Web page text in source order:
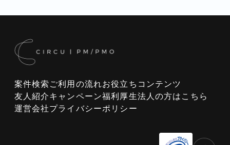
案件検索 ご利用の流れお役立ちコンテンツ
友人紹介キャンペーン福利厚生法人の方はこちら
運営会社プライバシーポリシー